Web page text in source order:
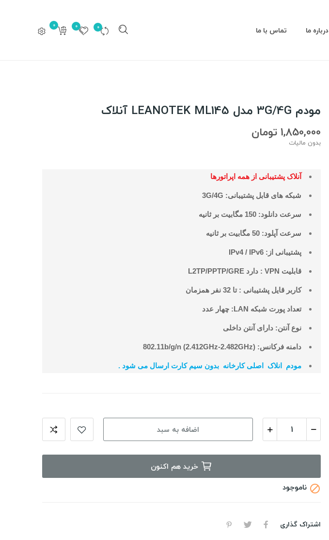
درباره ما تماس با ما 0
0
0
مودم 3G/4G مدل LEANOTEK ML145 آنلاک
1,850,000 تومان
بدون مالیات
آنلاک پشتیبانی از همه اپراتورها
شبکه های قابل پشتیبانی: 3G/4G
سرعت دانلود: 150 مگابیت بر ثانیه
سرعت آپلود: 50 مگابیت بر ثانیه
پشتیبانی از: IPv4 / IPv6
قابلیت VPN : دارد L2TP/PPTP/GRE
کاربر قایل پشتیبانی : تا 32 نفر همزمان
تعداد پورت شبکه LAN: چهار عدد
نوع آنتن: دارای آنتن داخلی
دامنه فرکانس: 802.11b/g/n (2.412GHz-2.482GHz)
مودم انلاک اصلی کارخانه بدون سیم کارت ارسال می شود .
اضافه به سبد
خرید هم اکنون
 ناموجود
اشتراک گذاری